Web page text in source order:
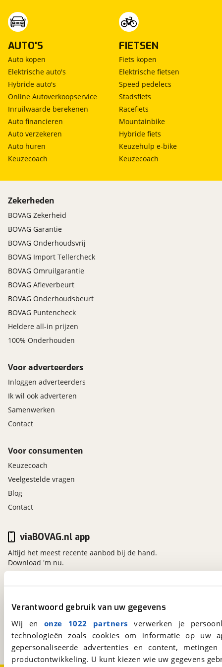
Verantwoord gebruik van uw gegevens
Wij en onze 1022 partners verwerken je
technologieën zoals cookies om informatie op
gepersonaliseerde advertenties en content,
productontwikkeling. U kunt kiezen wie uw gegevens
Brake Assist System
Elektronisch Stabiliteits Programma
Hill hold functie
Isofix bevestiging voor kinderzitjes
Vermoeidheids herkenning
AUTO'S
Auto kopen
Elektrische auto's
Hybride auto's
Online Autoverkoopservice
Inruilwaarde berekenen
Auto financieren
Auto verzekeren
Auto huren
Keuzecoach
FIETSEN
Fiets kopen
Elektrische fietsen
Speed pedelecs
Stadsfiets
Racefiets
Mountainbike
Hybride fiets
Keuzehulp e-bike
Keuzecoach
Zekerheden
BOVAG Zekerheid
BOVAG Garantie
BOVAG Onderhoudsvrij
BOVAG Import Tellercheck
BOVAG Omruilgarantie
BOVAG Afleverbeurt
BOVAG Onderhoudsbeurt
BOVAG Puntencheck
Heldere all-in prijzen
100% Onderhouden
Voor adverteerders
Inloggen adverteerders
Ik wil ook adverteren
Samenwerken
Contact
Voor consumenten
Keuzecoach
Veelgestelde vragen
Blog
Contact
viaBOVAG.nl
Kosterijland
3981 AJ
Bunnik
Een initiatief van
BOVAG
viaBOVAG.nl app
Altijd het meest recente aanbod bij de hand.
Download 'm nu.